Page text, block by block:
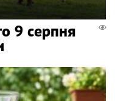
9 серпня